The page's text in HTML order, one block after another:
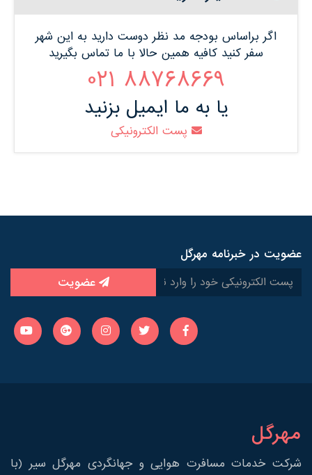
اگر براساس بودجه مد نظر دوست دارید به این شهر
سفر کنید کافیه همین حالا با ما تماس بگیرید
88768669 021
یا به ما ایمیل بزنید
پست الکترونیکی
عضویت در خبرنامه مهرگل
عضویت
مهرگل
شرکت خدمات مسافرت هوایی و جهانگردی مهرگل سیر (با